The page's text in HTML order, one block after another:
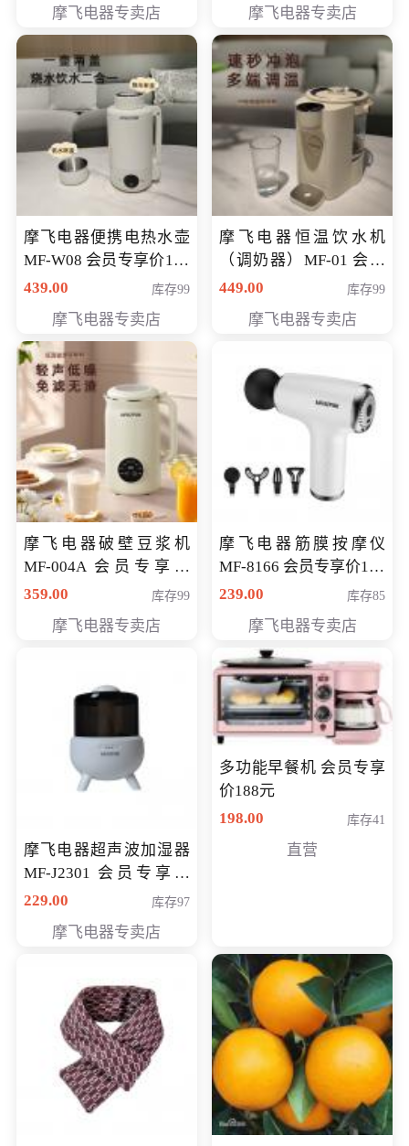
摩飞电器专卖店 摩飞电器专卖店
摩飞电器便携电热水壶
MF-W08 会员专享价198
元
439.00 库存99
摩飞电器专卖店
摩飞电器恒温饮水机
（调奶器）MF-01 会员
专享价366元
449.00 库存99
摩飞电器专卖店
摩飞电器破壁豆浆机
MF-004A 会员专享价
168元
359.00 库存99
摩飞电器专卖店
摩飞电器筋膜按摩仪
MF-8166 会员专享价168
元
239.00 库存85
摩飞电器专卖店
摩飞电器超声波加湿器
MF-J2301 会员专享价
168元
229.00 库存97
摩飞电器专卖店
多功能早餐机 会员专享
价188元
198.00
库存41
直营